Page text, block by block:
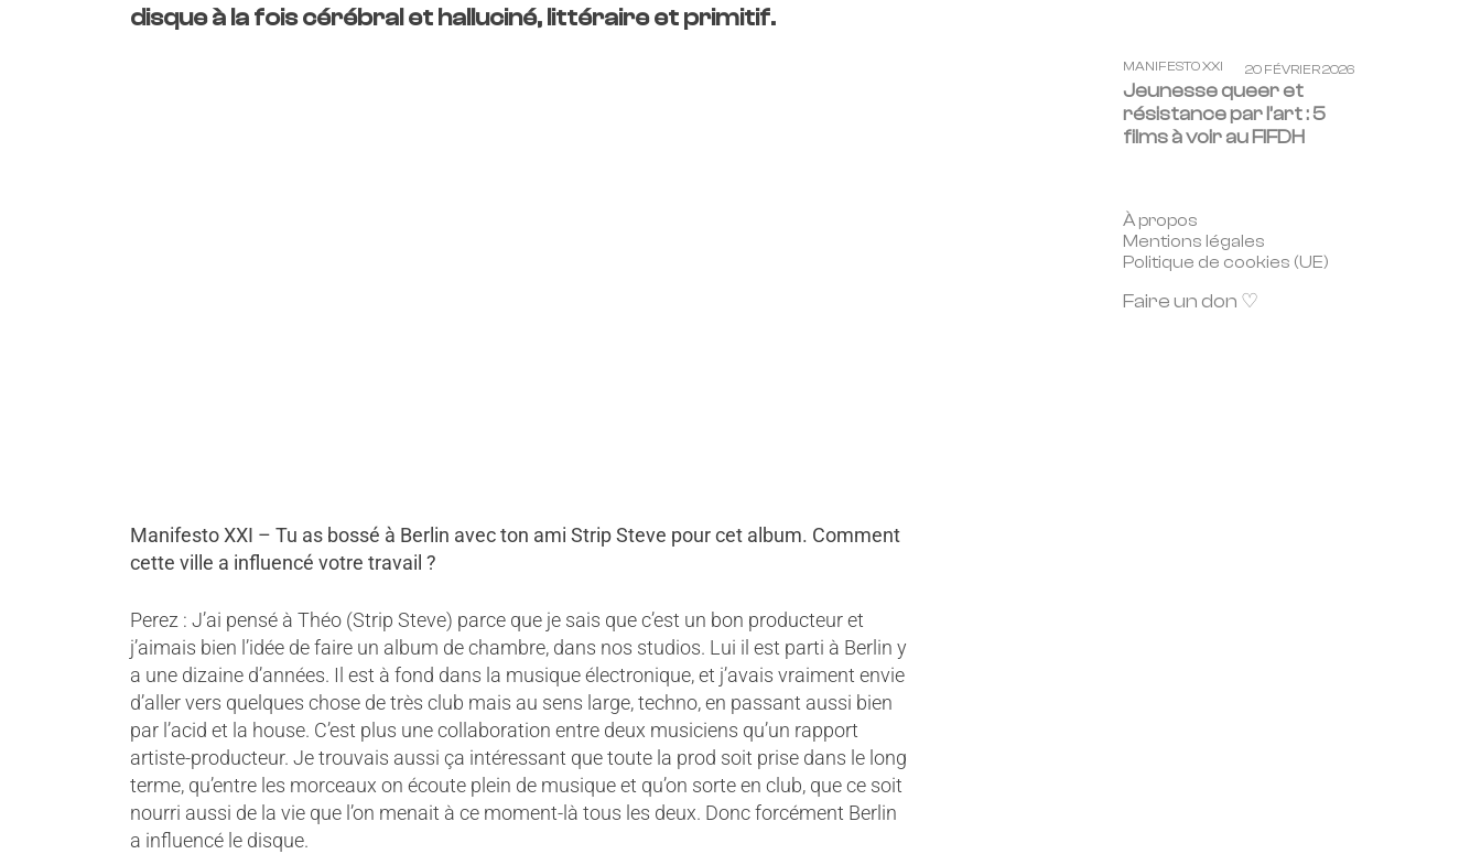
disque à la foiscérébral et halluciné, littéraire et primitif.
Manifesto XXI – Tu as bossé à Berlin avec ton ami Strip Steve pour cet album. Comment
cette ville a influencé votre travail ?
Perez : J’ai pensé à Théo (Strip Steve) parce que je sais que c’est un bon producteur et
j’aimais bien l’idée de faire un album de chambre, dans nos studios. Lui il est parti à Berlin y
a une dizaine d’années. Il est à fond dans la musique électronique, et j’avais vraiment envie
d’aller vers quelques chose de très club mais au sens large, techno, en passant aussi bien
par l’acid et la house. C’est plus une collaboration entre deux musiciens qu’un rapport
artiste-producteur. Je trouvais aussi ça intéressant que toute la prod soit prise dans le long
terme, qu’entre les morceaux on écoute plein de musique et qu’on sorte en club, que ce soit
nourri aussi de la vie que l’on menait à ce moment-là tous les deux. Donc forcément Berlin
a influencé le disque.
MANIFESTO XXI 20 FÉVRIER 2026
Jeunesse queer et
résistance par l’art : 5
films à voir au FIFDH
À propos
Mentions légales
Politique de cookies (UE)
Faire un don ♡